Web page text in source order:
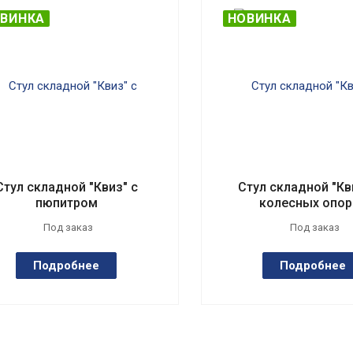
складной "Квиз" с
пюпитром
Под заказ
Подробнее
НОВИНКА
Стул складной
колесных
Под заказ
Подробнее